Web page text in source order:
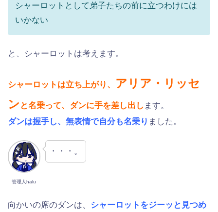
シャーロットとして弟子たちの前に立つわけには
いかない
と、シャーロットは考えます。
シャーロットは立ち上がり、
アリア・リッセ
ン と名乗って、ダンに手を差し出し ます。
ダンは握手し、無表情で自分も名乗り ました。
管理人halu
・・・。
向かいの席のダンは、 シャーロットをジーッと見つめ